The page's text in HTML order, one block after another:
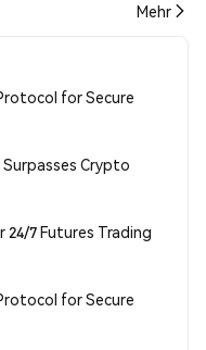
Mehr
for Secure
Surpasses Crypto
24/7 Futures Trading
for Secure